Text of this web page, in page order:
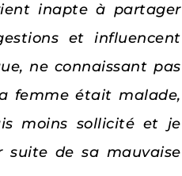
inapte à partager
et influencent
ne connaissant pas
femme était malade,
moins sollicité et je
suite de sa mauvaise